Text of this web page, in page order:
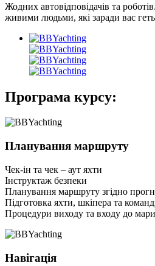
Жодних автовідповідачів та
живими людьми, які заради вас геть
Програма курсу:
Планування маршруту
Чек-ін та чек – аут яхти
Інструктаж безпеки
Планування маршруту згідно
Підготовка яхти, шкіпера та
Процедури виходу та входу до
Навігація